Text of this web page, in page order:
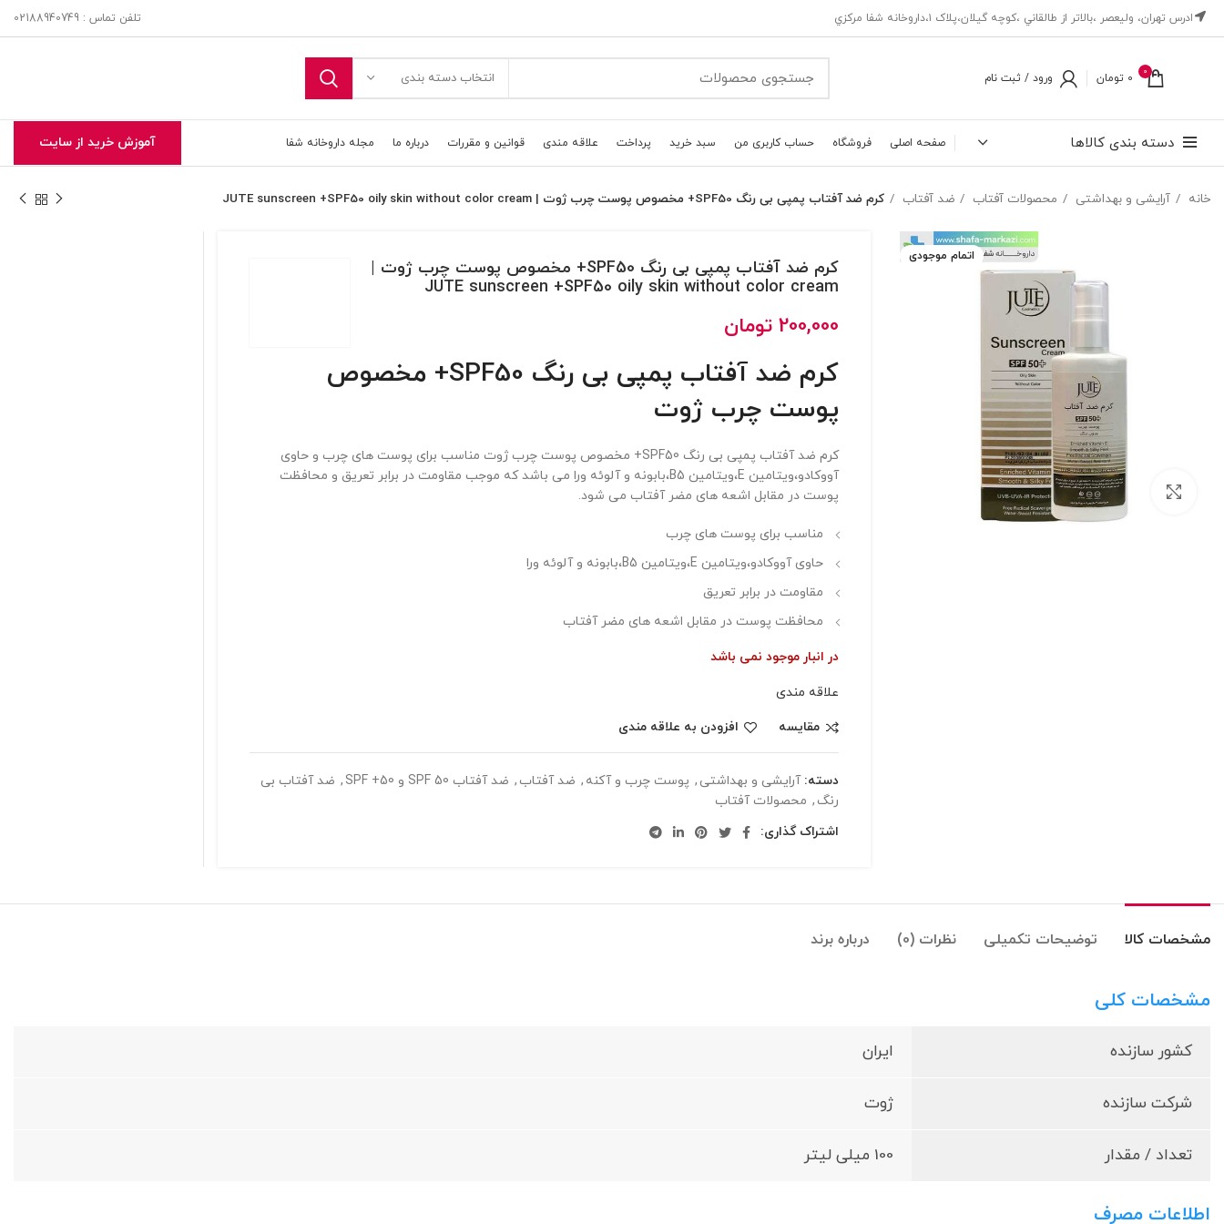
ادرس تهران، ‎وليعصر ،بالاتر از طالقاني ،كوچه گيلان،پلاک ۱،داروخانه شفا مركزي تلفن تماس : 02188940749
0
0 تومان ورود / ثبت نام انتخاب دسته بندی
دسته بندی کالاها صفحه اصلی فروشگاه حساب کاربری من سبد خرید پرداخت علاقه مندی قوانین و مقررات درباره ما مجله داروخانه شفا آموزش خرید از سایت
خانه آرایشی و بهداشتی محصولات آفتاب ضد آفتاب کرم ضد آفتاب پمپی بی رنگ SPF50+ مخصوص پوست چرب ژوت | JUTE sunscreen +SPF50 oily skin without color cream
اتمام موجودی
بزرگنمایی تصویر
کرم ضد آفتاب پمپی بی رنگ SPF50+ مخصوص پوست چرب ژوت |
JUTE sunscreen +SPF50 oily skin without color cream
200,000 تومان
کرم ضد آفتاب پمپی بی رنگ SPF50+ مخصوص
پوست چرب ژوت
کرم ضد آفتاب پمپی بی رنگ SPF50+ مخصوص پوست چرب ژوت مناسب برای پوست های چرب و حاوی
آووکادو،ویتامین E،ویتامین B5،بابونه و آلوئه ورا می باشد که موجب مقاومت در برابر تعریق و محافظت
پوست در مقابل اشعه های مضر آفتاب می شود.
مناسب برای پوست های چرب
حاوی آووکادو،ویتامین E،ویتامین B5،بابونه و آلوئه ورا
مقاومت در برابر تعریق
محافظت پوست در مقابل اشعه های مضر آفتاب
در انبار موجود نمی باشد
علاقه مندی
مقایسه
افزودن به علاقه مندی
دسته: آرایشی و بهداشتی , پوست چرب و آکنه , ضد آفتاب , ضد آفتاب SPF 50 و SPF +50 , ضد آفتاب بی
رنگ , محصولات آفتاب
اشتراک گذاری:
مشخصات کالا توضیحات تکمیلی نظرات (0) درباره برند
مشخصات کلی
کشور سازنده ایران
شرکت سازنده ژوت
تعداد / مقدار 100 میلی لیتر
اطلاعات مصرف